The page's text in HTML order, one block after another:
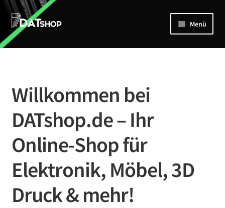
Zur
Navigation
springen
Zum
Inhalt
springen
Menü
Home
Mein Account
Kontakt
Willkommen bei
DATshop.de – Ihr
Online-Shop für
Elektronik, Möbel, 3D
Druck & mehr!